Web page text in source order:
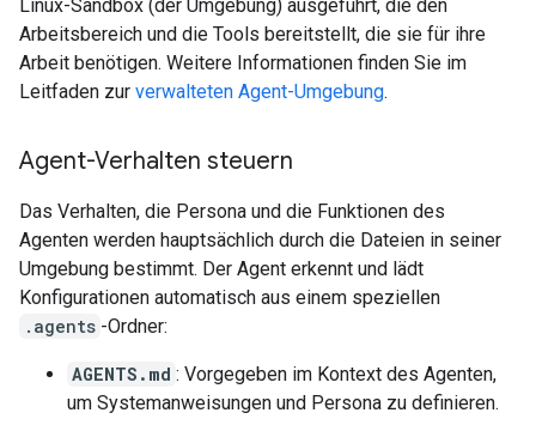
Linux-Sandbox (der Umgebung) ausgeführt, die den
Arbeitsbereich und die Tools bereitstellt, die sie für ihre
Arbeit benötigen. Weitere Informationen finden Sie im
Leitfaden zur verwalteten Agent-Umgebung.
Agent-Verhalten steuern
Das Verhalten, die Persona und die Funktionen des
Agenten werden hauptsächlich durch die Dateien in seiner
Umgebung bestimmt. Der Agent erkennt und lädt
Konfigurationen automatisch aus einem speziellen
.agents -Ordner:
AGENTS.md : Vorgegeben im Kontext des Agenten,
um Systemanweisungen und Persona zu definieren.